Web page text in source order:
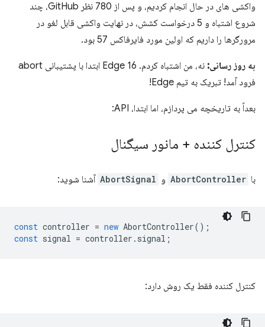
واکشی های در حال انجام کردیم، و پس از 780 نظر GitHub، چند
شروع اشتباه و 5 درخواست کشش، در نهایت واکشی قابل لغو در
مرورگرها را داریم که اولین مورد فایرفاکس 57 بود.
به روز رسانی:
نه، من اشتباه کردم. Edge 16 ابتدا با پشتیبانی abort
فرود آمد! تبریک به تیم Edge!
بعداً به تاریخچه می پردازم، اما ابتدا، API:
کنترل کننده + مانور سیگنال
با AbortController و AbortSignal آشنا شوید:
const controller = new AbortController();
const signal = controller . signal ;
کنترل کننده فقط یک روش دارد: